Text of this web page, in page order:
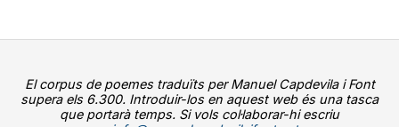
El corpus de poemes traduïts per Manuel Capdevila i Font
supera els 6.300. Introduir-los en aquest web és una tasca
que portarà temps. Si vols col·laborar-hi escriu